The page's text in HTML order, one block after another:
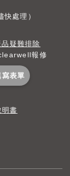
處理）
品疑難排除
報修
寫表單
明書